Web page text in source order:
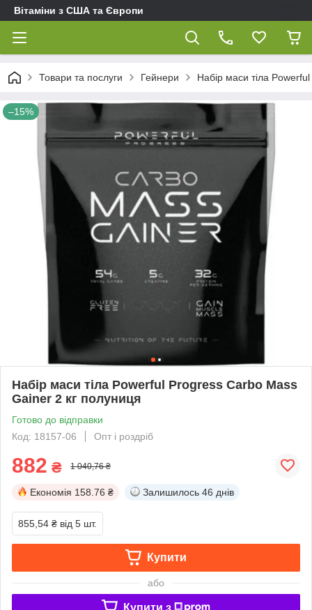
Вітаміни з США та Європи
Товари та послуги Гейнери Набір маси тіла
–15%
Набір маси тіла Powerful Progress Carbo Mass
Gainer 2 кг полуниця
Готово до відправки
Код: 18157-06
Опт і роздріб
882 ₴ 1 040,76 ₴
Економія 158.76 ₴ Залишилось 46 днів
855,54 ₴ від 5 шт.
Купити
або
Купити з